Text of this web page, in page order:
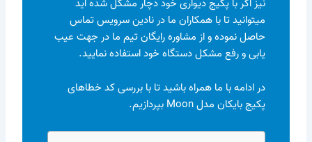
نیز اگر با پکیج دیواری خود دچار مشکل شده اید
میتوانید تا با همکاران ما در نادین سرویس تماس
حاصل نموده و از مشاوره رایگان تیم ما در جهت عیب
یابی و رفع مشکل دستگاه خود استفاده نمایید.
در ادامه با ما همراه باشید تا با بررسی کد خطاهای
پکیج بایکان مدل Moon بپردازیم.